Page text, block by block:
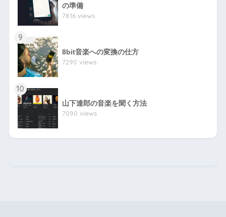
の準備
7816 views
9
8bit音楽への変換の仕方
7290 views
10
山下達郎の音楽を聞く方法
7090 views